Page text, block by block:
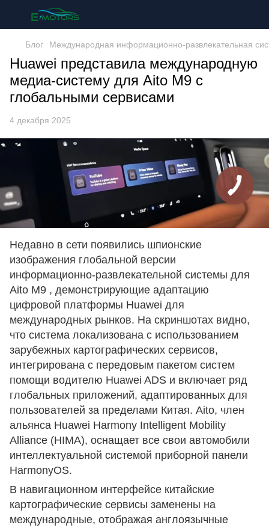
Блог Международная информационно-развлекательная
Huawei представила международную
медиа-систему для Aito M9 с
глобальными сервисами
4 декабря 2025
Недавно в сети появились шпионские
изображения глобальной версии
информационно-развлекательной системы для
Aito M9 , демонстрирующие адаптацию
цифровой платформы Huawei для
международных рынков. На скриншотах видно,
что система локализована с использованием
зарубежных картографических сервисов,
интегрирована с передовым пакетом систем
помощи водителю Huawei ADS и включает ряд
глобальных приложений, адаптированных для
пользователей за пределами Китая. Aito, член
альянса Huawei Harmony Intelligent Mobility
Alliance (HIMA), оснащает все свои автомобили
интеллектуальной системой приборной панели
HarmonyOS.
В навигационном интерфейсе китайские
картографические сервисы заменены на
международные, отображая англоязычные